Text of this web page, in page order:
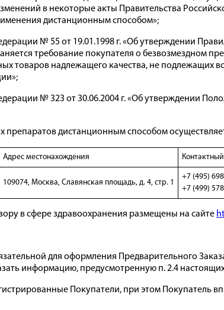
в некоторые акты Правительства
дистанционным способом»;
№ 55 от 19.01.1998 г. «Об утверждении
требование покупателя о безвозмездном
товаров надлежащего качества, не подлежащих
№ 323 от 30.06.2004 г. «Об утверждении
препаратов дистанционным способом
109074, Москва, Славянская площадь, д. 4, стр. 1
+7 (495)
+7 (499)
Адрес местонахождения
в сфере здравоохранения размещены на сайте
для оформления Предварительного
информацию, предусмотренную п. 2.4
Покупатели, при этом Покупатель